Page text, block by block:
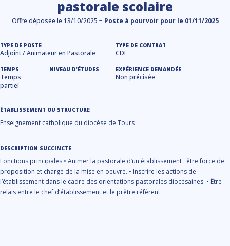
pastorale scolaire
Offre déposée le 13/10/2025 − Poste à pourvoir pour le 01/11/2025
TYPE DE POSTE
Adjoint / Animateur en Pastorale
TYPE DE CONTRAT
CDI
TEMPS
Temps
partiel
NIVEAU D’ÉTUDES
−
EXPÉRIENCE DEMANDÉE
Non précisée
ÉTABLISSEMENT OU STRUCTURE
Enseignement catholique du diocèse de Tours
DESCRIPTION SUCCINCTE
Fonctions principales • Animer la pastorale d’un établissement : être force de
proposition et chargé de la mise en oeuvre. • Inscrire les actions de
l’établissement dans le cadre des orientations pastorales diocésaines. • Être
relais entre le chef d’établissement et le prêtre référent.